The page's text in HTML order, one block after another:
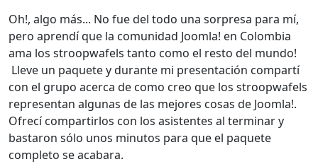
Oh!, algo más... No fue del todo una sorpresa para mí,
pero aprendí que la comunidad Joomla! en Colombia
ama los stroopwafels tanto como el resto del mundo!
Lleve un paquete y durante mi presentación compartí
con el grupo acerca de como creo que los stroopwafels
representan algunas de las mejores cosas de Joomla!.
Ofrecí compartirlos con los asistentes al terminar y
bastaron sólo unos minutos para que el paquete
completo se acabara.